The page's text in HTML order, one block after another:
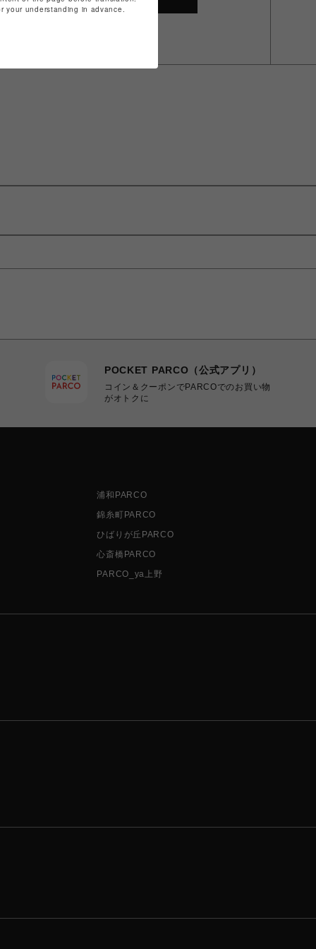
POCKET PARCO（公式アプリ）
コイン＆クーポンでPARCOでのお買い物
がオトクに
浦和PARCO
錦糸町PARCO
ひばりが丘PARCO
心斎橋PARCO
PARCO_ya上野
your understanding in advance.